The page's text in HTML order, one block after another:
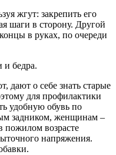
жгут: закрепить его
шаги в сторону. Другой
в руках, по очереди
бедра.
дают о себе знать старые
для профилактики
удобную обувь по
задником, женщинам –
пожилом возрасте
напряжения.